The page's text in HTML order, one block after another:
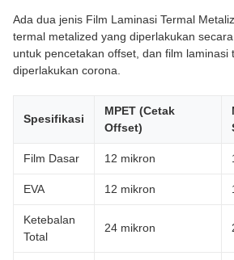
Ada dua jenis Film Laminasi Termal
termal metalized yang diperlakukan
untuk pencetakan offset, dan film laminasi
diperlakukan corona.
Spesifikasi
MPET (Cetak
Offset)
Film Dasar 12 mikron
EVA 12 mikron
Ketebalan
Total
24 mikron